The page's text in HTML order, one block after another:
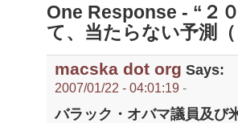
One Response - “２
て、当たらない予測
macska dot org Says:
2007/01/22 - 04:01:19 -
バラック・オバマ議員及